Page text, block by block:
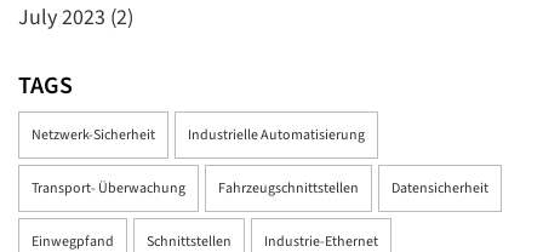
July 2023 (2)
TAGS
Netzwerk-Sicherheit Industrielle Automatisierung
Transport- Überwachung Fahrzeugschnittstellen Datensicherheit
Einwegpfand Schnittstellen Industrie-Ethernet